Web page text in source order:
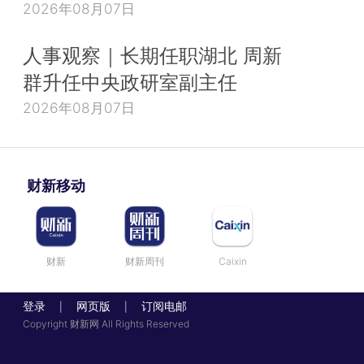
2026年08月07日
人事观察｜长期任职湖北 周新
群升任中央政研室副主任
2026年08月07日
财新移动
财新 财新周刊 Caixin
登录 网页版 订阅电邮
Copyright 财新网 All Rights Reserved